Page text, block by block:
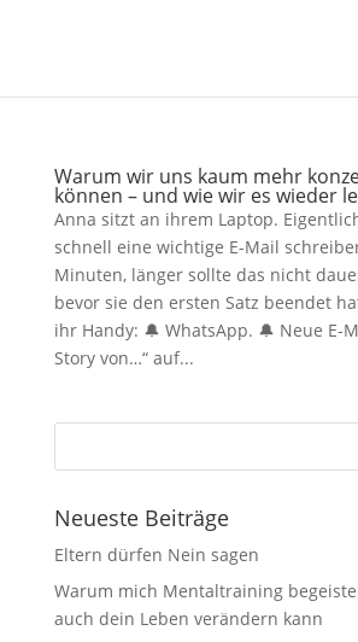
Warum wir uns kaum mehr
können – und wie wir es wieder
Anna sitzt an ihrem Laptop.
schnell eine wichtige E-Mail
Minuten, länger sollte das nicht
bevor sie den ersten Satz beendet
ihr Handy: 🔔 WhatsApp. 🔔 Neue E-
Story von…“ auf...
Neueste Beiträge
Eltern dürfen Nein sagen
Warum mich Mentaltraining
auch dein Leben verändern kann